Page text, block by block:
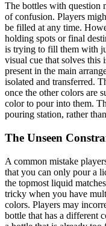
The bottles with question
of confusion. Players
be filled at any time.
holding spots or final
is trying to fill them with
visual cue that solves this
present in the main
isolated and transferred.
once the other colors are
color to pour into them.
pouring station, rather
The Unseen
A common mistake
that you can only pour a
the topmost liquid
tricky when you have
colors. Players may
bottle that has a different